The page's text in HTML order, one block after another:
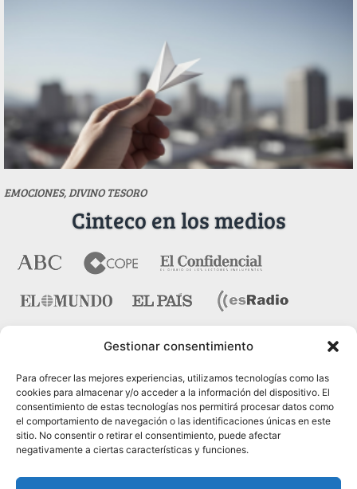
Gestionar consentimiento
Para ofrecer las mejores experiencias, utilizamos tecnologías como las
cookies para almacenar y/o acceder a la información del dispositivo. El
consentimiento de estas tecnologías nos permitirá procesar datos como
el comportamiento de navegación o las identificaciones únicas en este
sitio. No consentir o retirar el consentimiento, puede afectar
negativamente a ciertas características y funciones.
EMOCIONES, DIVINO TESORO
Cinteco en los medios
Contacto
Pza. del Marqués de Salamanca nº 10, bajo dcha. 28006
Madrid
Fax.: